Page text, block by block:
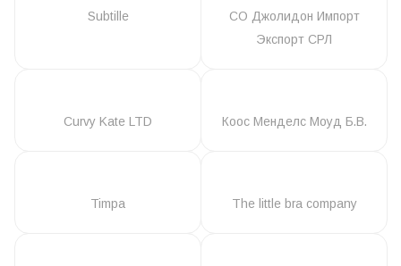
Subtille
СО Джолидон Импорт
Экспорт СРЛ
Curvy Kate LTD Коос Менделс Моуд Б.В.
Timpa The little bra company